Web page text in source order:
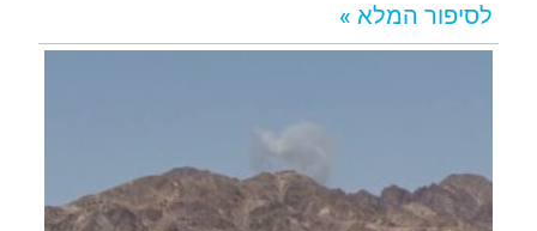
לסיפור המלא »